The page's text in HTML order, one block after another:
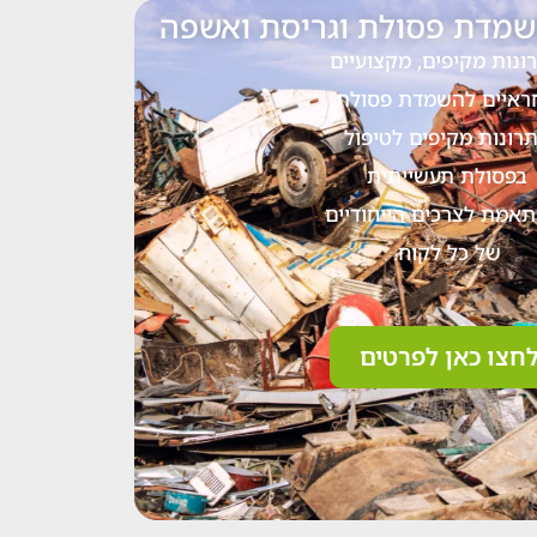
פסולת וגריסת ואשפה
מקיפים, מקצועיים
להשמדת פסולת.
מקיפים לטיפול
בפסולת תעשייתית
לצרכים הייחודיים
של כל לקוח.
כאן לפרטים